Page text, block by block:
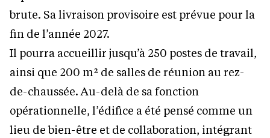
brute. Sa livraison provisoire est prévue pour la
fin de l’année 2027.
Il pourra accueillir jusqu’à 250 postes de travail,
ainsi que 200 m² de salles de réunion au rez-
de-chaussée. Au-delà de sa fonction
opérationnelle, l’édifice a été pensé comme un
lieu de bien-être et de collaboration, intégrant